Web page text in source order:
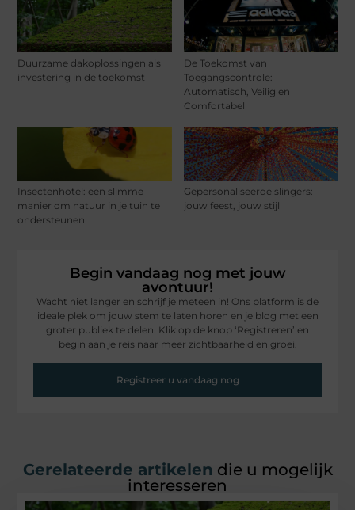
Duurzame dakoplossingen als
investering in de toekomst
De Toekomst van
Toegangscontrole:
Automatisch, Veilig en
Comfortabel
Insectenhotel: een slimme
manier om natuur in je tuin te
ondersteunen
Gepersonaliseerde slingers:
jouw feest, jouw stijl
Begin vandaag nog met jouw
avontuur!
Wacht niet langer en schrijf je meteen in! Ons platform is de
ideale plek om jouw stem te laten horen en je blog met een
groter publiek te delen. Klik op de knop ‘Registreren’ en
begin aan je reis naar meer zichtbaarheid en groei.
Registreer u vandaag nog
Gerelateerde artikelen die u mogelijk
interesseren